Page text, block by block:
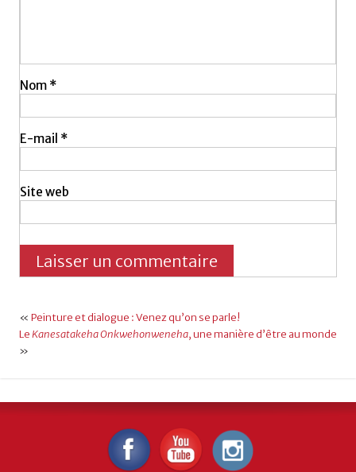
Nom *
E-mail *
Site web
« Peinture et dialogue : Venez qu’on se parle!
LeKanesatakeha Onkwehonweneha, une manière d’être au monde
»